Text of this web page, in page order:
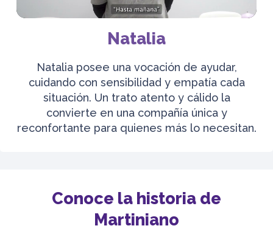
Natalia
Natalia posee una vocación de ayudar,
cuidando con sensibilidad y empatía cada
situación. Un trato atento y cálido la
convierte en una compañía única y
reconfortante para quienes más lo necesitan.
Conoce la historia de
Martiniano